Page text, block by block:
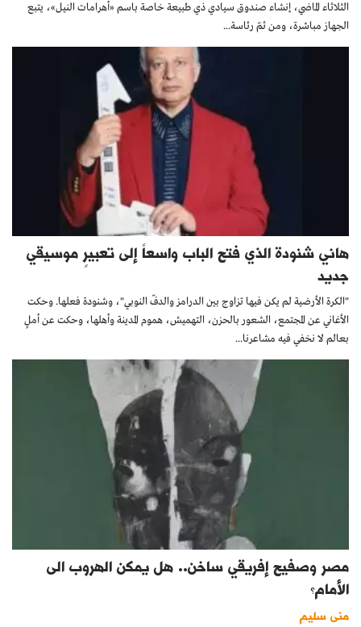
الثلاثاء الماضي، إنشاء صندوق سيادي ذي طبيعة خاصة باسم «أهرامات النيل»، يتبع
الجهاز مباشرة، ومن ثمّ رئاسة...
هاني شنودة الذي فتح الباب واسعاً إلى تعبيرٍ موسيقي
جديد
"الكرة الأرضية لم يكن فيها تزاوج بين الدرامز والدفّ النوبي"، وشنودة فعلها. وحكت
الأغاني عن المجتمع، الشعور بالحزن، التهميش، هموم المدينة وأهلها، وحكت عن أملٍ
بعالم لا نخفي فيه مشاعرنا...
مصر وصفيح إفريقي ساخن.. هل يمكن الهروب الى
الأمام؟
منى سليم